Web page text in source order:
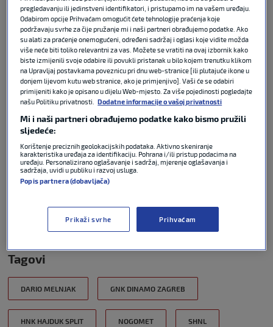
“Čestitke Dinamu na pobjedi. Zasluženo”,započeo je
Melnjak.“Da smo zabili u prvom poluvremenu ili na
početku drugog, možda bi utakmica otišla u nekom
drugom smjeru. Ovako je Dinamo zabio.”
Osvrnuo se i na atmosferu na stadionu.“Uvijek je
Neka bude i na ostalim stadionima tako”,poručio je.
Hajdukov bek nije skrivao razočaranje zbog još
jedne sezone bez naslova prvaka.
“Boli. Neuspješna
sezona čim nisi na prvom mjestu”
smisla kukati. Treba pognuti glave i raditi”
, zaključio
Tagovi
DARIO MELNJAK GNK DINAMO ZAGREB
HNK HAJDUK SPLIT NOGOMET SHNL
pregledavanju ili jedinstveni identifikatori, i pristupamo im na vašem uređaju.
Odabirom opcije Prihvaćam omogućit ćete tehnologije praćenja koje
podržavaju svrhe za čije pružanje mi i naši partneri obrađujemo podatke. Ako
su alati za praćenje onemogućeni, određeni sadržaj i oglasi koje vidite možda
više neće biti toliko relevantni za vas. Možete se vratiti na ovaj izbornik kako
biste izmijenili svoje odabire ili povukli pristanak u bilo kojem trenutku klikom
na Upravljaj postavkama poveznicu pri dnu web-stranice [ili plutajuće ikone u
donjem lijevom kutu web stranice, ako je primjenjivo]. Vaši će se odabiri
primijeniti kako je opisano u dijelu Web-mjesto. Za više pojedinosti pogledajte
našu Politiku privatnosti.
Dodatne informacije o vašoj privatnosti
Mi i naši partneri obrađujemo podatke kako bismo pružili
sljedeće:
Korištenje preciznih geolokacijskih podataka. Aktivno skeniranje
karakteristika uređaja za identifikaciju. Pohrana i/ili pristup podacima na
uređaju. Personalizirano oglašavanje i sadržaj, mjerenje oglašavanja i
sadržaja, uvidi u publiku i razvoj usluga.
Popis partnera (dobavljača)
Prikaži svrhe Prihvaćam